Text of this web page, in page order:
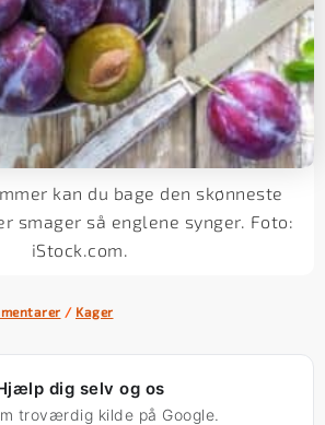
kan du bage den skønneste
smager så englene synger. Foto:
iStock.com.
/ Kager
dig selv og os
troværdig kilde på Google.